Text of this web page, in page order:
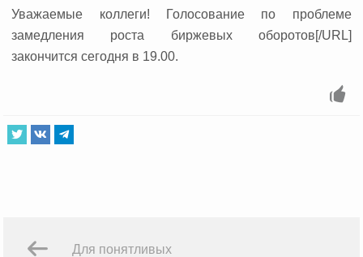
Уважаемые коллеги!
Голосование по проблеме
замедления роста биржевых оборотов[/URL]
закончится сегодня в 19.00.
Для понятливых